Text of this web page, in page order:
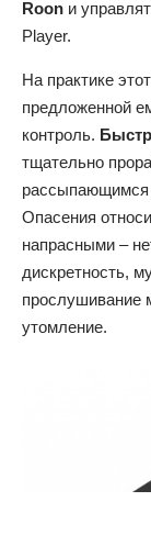
Roon и
Player.
На практике
предложенной
контроль.
тщательно
рассыпающимся
Опасения
напрасными –
дискретность,
прослушивание
утомление.